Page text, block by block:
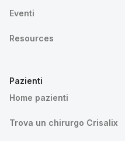
Eventi
Resources
Pazienti
Home pazienti
Trova un chirurgo Crisalix